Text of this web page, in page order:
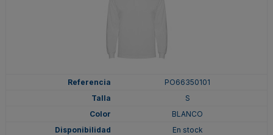
PO66350101
S
BLANCO
En stock